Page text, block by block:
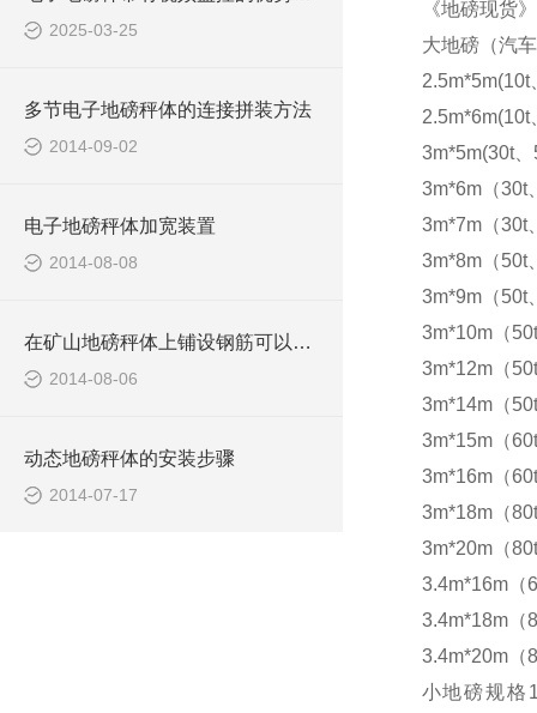
2025-03-25
多节电子地磅秤体的连接拼装方法
2014-09-02
电子地磅秤体加宽装置
2014-08-08
在矿山地磅秤体上铺设钢筋可以防滑
2014-08-06
动态地磅秤体的安装步骤
2014-07-17
《地磅现货
大地磅（汽
2.5m*5m(10t
2.5m*6m(10t
3m*5m(30t、
3m*6m（30t
3m*7m（30t
3m*8m（50t
3m*9m（50t
3m*10m（
3m*12m（
3m*14m（
3m*15m（
3m*16m（
3m*18m（
3m*20m（
3.4m*16m（
3.4m*18m（
3.4m*20m（
小地磅规格